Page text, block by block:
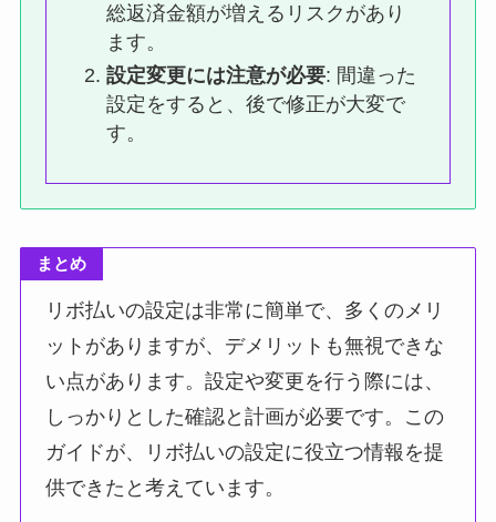
総返済金額が増えるリスクがあり
ます。
設定変更には注意が必要: 間違った
設定をすると、後で修正が大変で
す。
まとめ
リボ払いの設定は非常に簡単で、多くのメリ
ットがありますが、デメリットも無視できな
い点があります。設定や変更を行う際には、
しっかりとした確認と計画が必要です。この
ガイドが、リボ払いの設定に役立つ情報を提
供できたと考えています。